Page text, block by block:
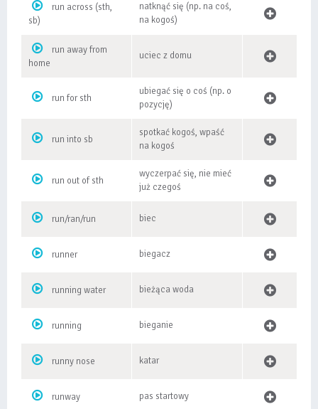
run across (sth,
sb)
natknąć się (np. na coś,
na kogoś)
run away from
home
uciec z domu
run for sth
ubiegać się o coś (np. o
pozycję)
run into sb
spotkać kogoś, wpaść
na kogoś
run out of sth
wyczerpać się, nie mieć
już czegoś
run/ran/run biec
runner biegacz
running water bieżąca woda
running bieganie
runny nose katar
runway pas startowy